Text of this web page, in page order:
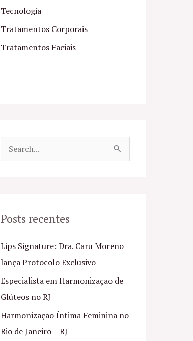
Tecnologia
Tratamentos Corporais
Tratamentos Faciais
u
s
a
r
p
o
r
Posts recentes
Lips Signature: Dra. Caru Moreno
lança Protocolo Exclusivo
Especialista em Harmonização de
Glúteos no RJ
Harmonização Íntima Feminina no
Rio de Janeiro – RJ